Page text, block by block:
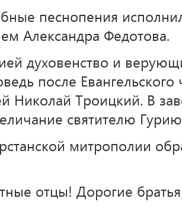
песнопения
Александра Федотова.
духовенство и
после Евангельского
Николай Троицкий. В
святителю
митрополии
отцы! Дорогие